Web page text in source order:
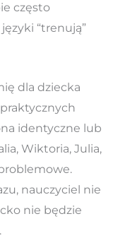
często
“trenują”
dla dziecka
identyczne lub
Wiktoria, Julia,
nauczyciel nie
nie będzie